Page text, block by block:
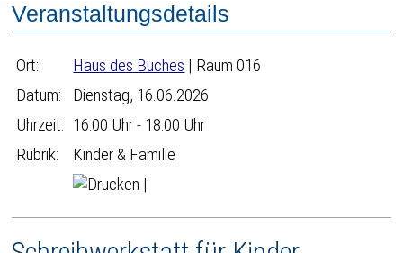
Veranstaltungsdetails
Ort: Haus des Buches | Raum 016
Datum:
Dienstag, 16.06.2026
Uhrzeit: 16:00 Uhr - 18:00 Uhr
Rubrik:
Kinder & Familie
|